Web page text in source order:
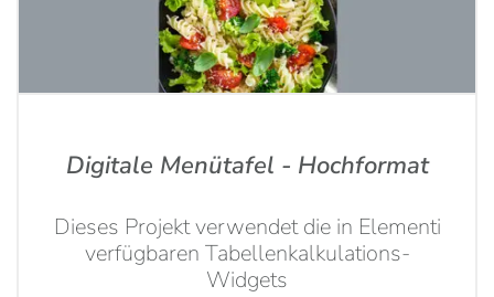
Digitale Menütafel - Hochformat
Dieses Projekt verwendet die in Elementi
verfügbaren Tabellenkalkulations-
Widgets